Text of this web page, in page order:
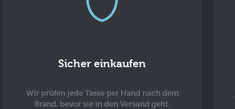
Sicher einkaufen
Wir prüfen jede Tasse per Hand nach dem
Brand, bevor sie in den Versand geht.